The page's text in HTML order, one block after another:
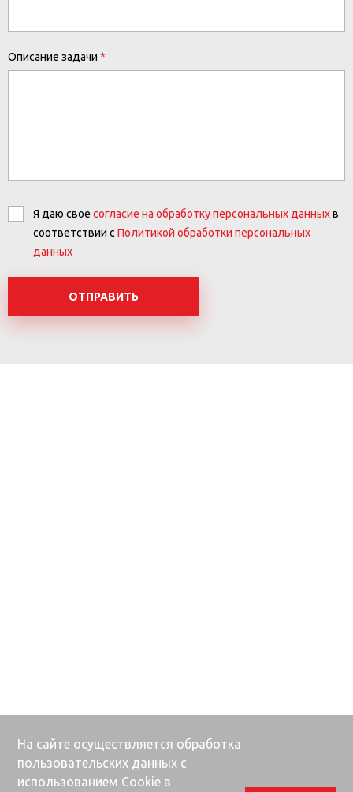
Описание задачи
Я даю своесогласие на обработку персональных данныхв
соответствии сПолитикой обработки персональных
данных
ОТПРАВИТЬ
На сайте осуществляется обработка
пользовательских данных с
использованием Cookie в